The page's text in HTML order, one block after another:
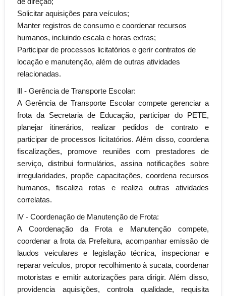
Solicitar aquisições para veículos;
Manter registros de consumo e coordenar recursos
humanos, incluindo escala e horas extras;
Participar de processos licitatórios e gerir contratos de
locação e manutenção, além de outras atividades
relacionadas.
llI - Gerência de Transporte Escolar:
A Gerência de Transporte Escolar compete gerenciar a
frota da Secretaria de Educação, participar do PETE,
planejar itinerários, realizar pedidos de contrato e
participar de processos licitatórios. Além disso, coordena
fiscalizações, promove reuniões com prestadores de
serviço, distribui formulários, assina notificações sobre
irregularidades, propõe capacitações, coordena recursos
humanos, fiscaliza rotas e realiza outras atividades
correlatas.
lV - Coordenação de Manutenção de Frota:
A Coordenação da Frota e Manutenção compete,
coordenar a frota da Prefeitura, acompanhar emissão de
laudos veiculares e legislação técnica, inspecionar e
reparar veículos, propor recolhimento à sucata, coordenar
motoristas e emitir autorizações para dirigir. Além disso,
providencia aquisições, controla qualidade, requisita